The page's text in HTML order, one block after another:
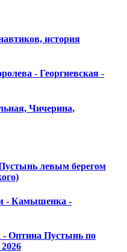
история
- Георгиевская -
Чичерина,
левым берегом
- Камышенка -
Оптина Пустынь по